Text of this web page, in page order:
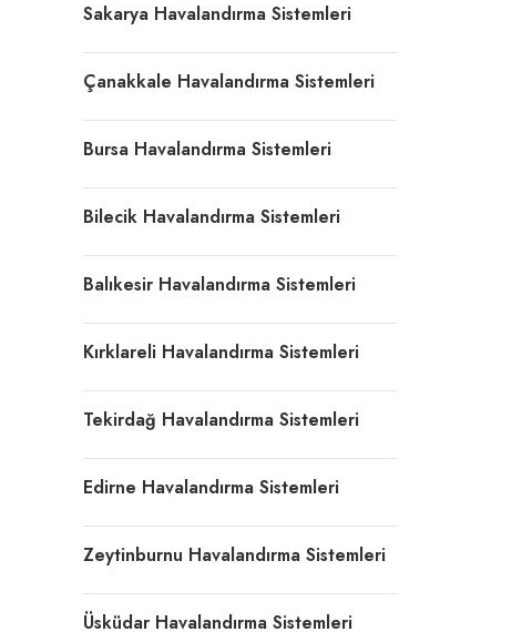
Sakarya Havalandırma Sistemleri
Çanakkale Havalandırma Sistemleri
Bursa Havalandırma Sistemleri
Bilecik Havalandırma Sistemleri
Balıkesir Havalandırma Sistemleri
Kırklareli Havalandırma Sistemleri
Tekirdağ Havalandırma Sistemleri
Edirne Havalandırma Sistemleri
Zeytinburnu Havalandırma Sistemleri
Üsküdar Havalandırma Sistemleri